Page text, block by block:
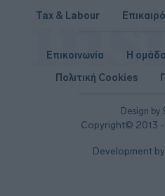
Tax & Labour
Design by
Copyright© 2013
Επικοινωνία Η
Πολιτική Cookies
Development